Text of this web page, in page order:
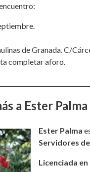
de Granada. C/
completar aforo.
a Ester Palma
Ester Palma
Servidores
Licenciada